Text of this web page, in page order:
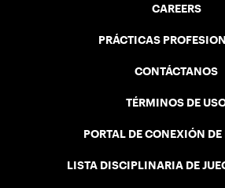
CAREERS
PRÁCTICAS
CONTÁCTANOS
TÉRMINOS DE
PORTAL DE CONEXIÓN DE
LISTA DISCIPLINARIA DE